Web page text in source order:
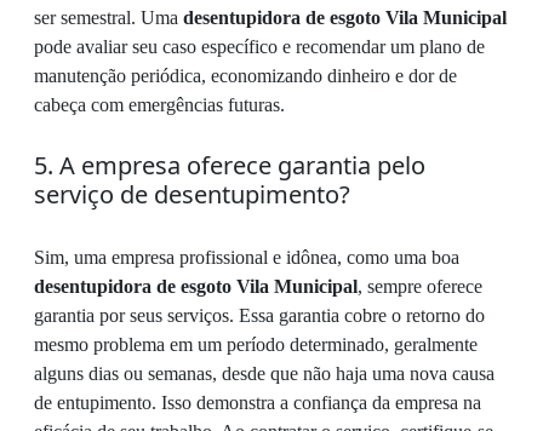
ser semestral. Uma desentupidora de esgoto Vila Municipal
pode avaliar seu caso específico e recomendar um plano de
manutenção periódica, economizando dinheiro e dor de
cabeça com emergências futuras.
5. A empresa oferece garantia pelo
serviço de desentupimento?
Sim, uma empresa profissional e idônea, como uma boa
desentupidora de esgoto Vila Municipal, sempre oferece
garantia por seus serviços. Essa garantia cobre o retorno do
mesmo problema em um período determinado, geralmente
alguns dias ou semanas, desde que não haja uma nova causa
de entupimento. Isso demonstra a confiança da empresa na